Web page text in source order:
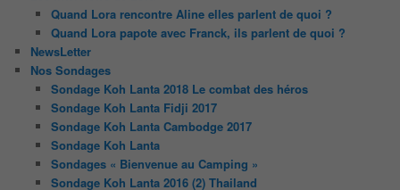
Quand Lora rencontre Aline elles parlent de quoi ?
Quand Lora papote avec Franck, ils parlent de quoi ?
NewsLetter
Nos Sondages
Sondage Koh Lanta 2018 Le combat des héros
Sondage Koh Lanta Fidji 2017
Sondage Koh Lanta Cambodge 2017
Sondage Koh Lanta
Sondages « Bienvenue au Camping »
Sondage Koh Lanta 2016 (2) Thailand